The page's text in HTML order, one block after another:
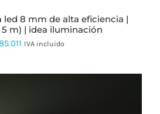
5 m) | idea iluminación
IVA incluido